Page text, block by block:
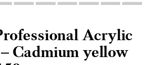
Acrylic
Cadmium yellow